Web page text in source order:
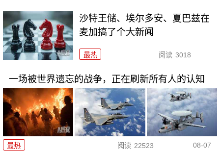
沙特王储、埃尔多安、夏巴兹在
麦加搞了个大新闻
最热 阅读 3018
一场被世界遗忘的战争，正在刷新所有人的认知
最热 阅读 22523 08-07